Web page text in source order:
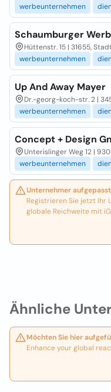
Ähnliche
Möchten Sie hier
Enhance your global
werbeunternehmen
Schaumburger
Hüttenstr. 15 | 31655,
werbeunternehmen
Up And Away Mayer
Dr.-georg-koch-str. 2 |
werbeunternehmen
Concept + Design
Unterislinger Weg 12 |
werbeunternehmen
Unternehmer
Registrieren Sie jetzt Ihr
globale Reichweite mit